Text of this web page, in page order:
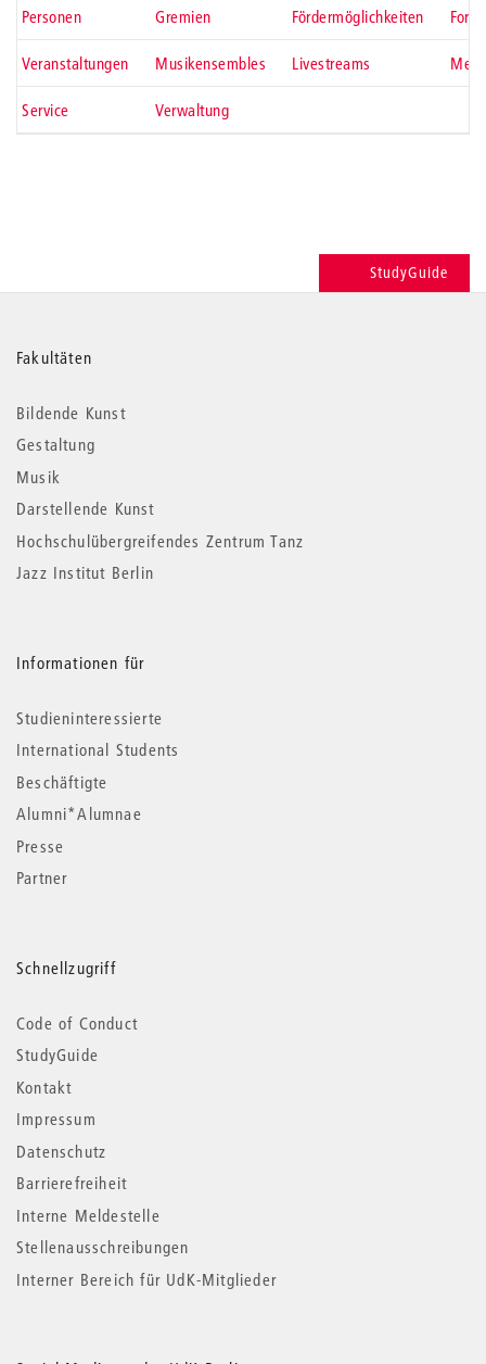
Personen Gremien Fördermöglichkeiten
Veranstaltungen Musikensembles Livestreams
Service Verwaltung
StudyGuide
Weitere
Informationen
Fakultäten
Bildende Kunst
Gestaltung
Musik
Darstellende Kunst
Hochschulübergreifendes Zentrum Tanz
Jazz Institut Berlin
Informationen für
Studieninteressierte
International Students
Beschäftigte
Alumni*Alumnae
Presse
Partner
Schnellzugriff
Code of Conduct
StudyGuide
Kontakt
Impressum
Datenschutz
Barrierefreiheit
Interne Meldestelle
Stellenausschreibungen
Interner Bereich für UdK-Mitglieder